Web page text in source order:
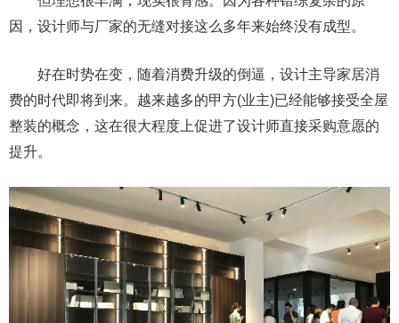
因，设计师与厂家的无缝对接这么多年来始终没有成型。
好在时势在变，随着消费升级的倒逼，设计主导家居消
费的时代即将到来。越来越多的甲方(业主)已经能够接受全屋
整装的概念，这在很大程度上促进了设计师直接采购意愿的
提升。